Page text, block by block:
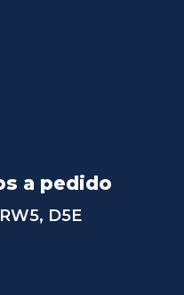
a pedido
D5E